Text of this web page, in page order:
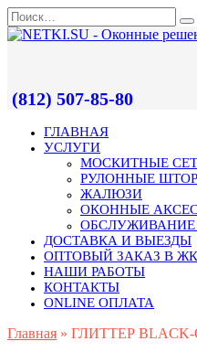
(812) 507-85-80
ГЛАВНАЯ
УСЛУГИ
МОСКИТНЫЕ
РУЛОННЫЕ
ЖАЛЮЗИ
ОКОННЫЕ
ДОСТАВКА И ВЫЕЗДЫ
ОПТОВЫЙ ЗАКАЗ В ЖК
НАШИ РАБОТЫ
КОНТАКТЫ
ONLINE ОПЛАТА
Главная » ГЛИТТЕР BLACK-